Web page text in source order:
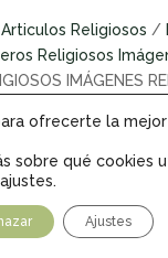
Articulos Religiosos /
Religiosos
IMÁGENES
imágenes relieve
ADICIONAL
ofrecerte la
sobre qué cookies
Ajustes